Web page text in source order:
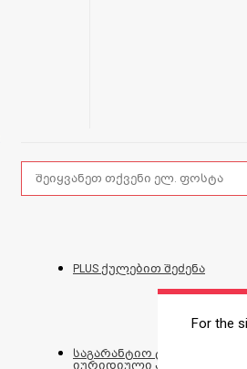
PLUS ქულებით შეძენა
საგარანტიო ტალონი
For the